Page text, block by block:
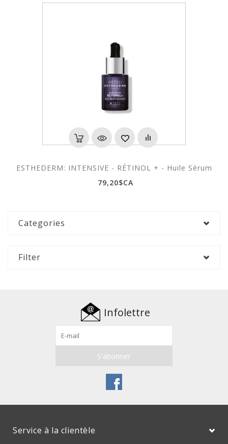
ESTHEDERM: INTENSIVE - RÉTINOL + - Huile Sérum
79,20$CA
Categories
Filter
Infolettre
Service à la clientèle